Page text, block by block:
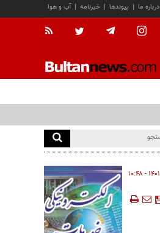
آب و هوا | خبرنامه | پیوندها | درباره ما